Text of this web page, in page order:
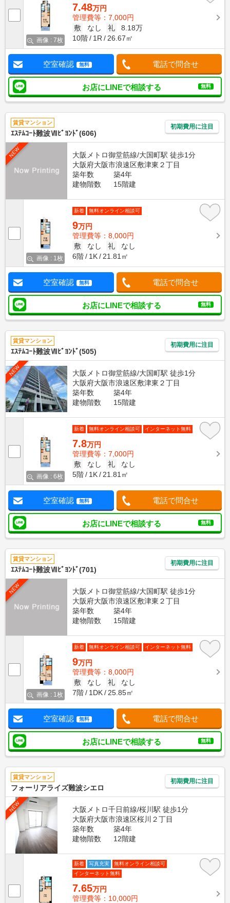
画像 : 7枚
7.48万円
管理費等：7,000円
敷
なし 礼
8.18万
10階
1R 26.67㎡
空室確認 無料 電話で問合せ
お店にLINEで相談する 無料
賃貸マンション
ｴｽﾃﾑｺｰﾄ難波Ⅶﾋﾞﾖﾝﾄﾞ(606)
初期費用に注目
NEW
大阪メトロ御堂筋線/大国町駅 徒歩1分
大阪府大阪市浪速区敷津東２丁目
築年数
築4年
建物階数
15階建
画像 : 1枚
新着 無料オンライン相談可
9万円
管理費等：8,000円
敷
なし 礼
なし
6階
1K 21.81㎡
空室確認 無料 電話で問合せ
お店にLINEで相談する 無料
賃貸マンション
ｴｽﾃﾑｺｰﾄ難波Ⅶﾋﾞﾖﾝﾄﾞ(505)
初期費用に注目
NEW
大阪メトロ御堂筋線/大国町駅 徒歩1分
大阪府大阪市浪速区敷津東２丁目
築年数
築4年
建物階数
15階建
画像 : 6枚
新着 無料オンライン相談可 インターネット無料
7.8万円
管理費等：7,000円
敷
なし 礼
なし
5階
1K 21.81㎡
空室確認 無料 電話で問合せ
お店にLINEで相談する 無料
賃貸マンション
ｴｽﾃﾑｺｰﾄ難波Ⅶﾋﾞﾖﾝﾄﾞ(701)
初期費用に注目
NEW
大阪メトロ御堂筋線/大国町駅 徒歩1分
大阪府大阪市浪速区敷津東２丁目
築年数
築4年
建物階数
15階建
画像 : 1枚
新着 無料オンライン相談可 インターネット無料
9万円
管理費等：8,000円
敷
なし 礼
なし
7階
1DK 25.85㎡
空室確認 無料 電話で問合せ
お店にLINEで相談する 無料
賃貸マンション
フォーリアライズ難波シエロ
初期費用に注目
NEW
大阪メトロ千日前線/桜川駅 徒歩1分
大阪府大阪市浪速区桜川２丁目
築年数
築4年
建物階数
12階建
新着 写真充実
無料オンライン相談可
インターネット無料
7.65万円
管理費等：10,000円